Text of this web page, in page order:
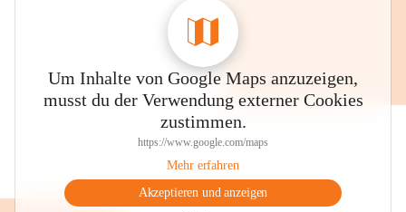
Um Inhalte von Google Maps anzuzeigen,
musst du der Verwendung externer Cookies
zustimmen.
https://www.google.com/maps
Mehr erfahren
Akzeptieren und anzeigen